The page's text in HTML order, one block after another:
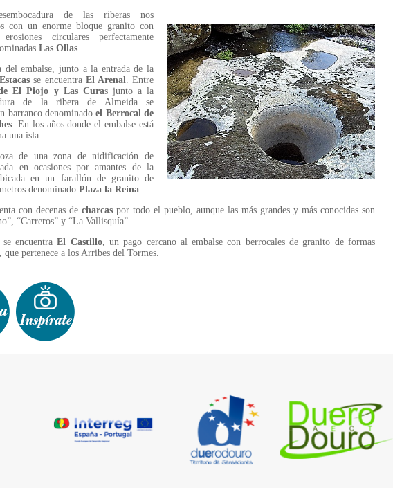
de las riberas nos
con un enorme bloque granito con
erosiones circulares perfectamente
Las Ollas.
embalse, junto a la entrada de la
se encuentra El Arenal. Entre
El Piojo y Las Curas junto a la
de la ribera de Almeida se
barranco denominadoel Berrocal de
. En los años donde el embalse está
una isla.
de una zona de nidificación de
en ocasiones por amantes de la
en un farallón de granito de
denominado Plaza la Reina.
con decenas de charcas por todo el pueblo, aunque las más grandes y más conocidas son
“Carreros” y “La Vallisquía”.
encuentraEl Castillo, un pago cercano al embalse con berrocales de granito de formas
que pertenece a los Arribes del Tormes.